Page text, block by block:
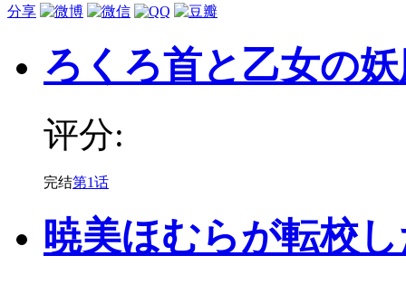
分享
ろくろ首と乙女の
评分:
完结第1话
暁美ほむらが転校